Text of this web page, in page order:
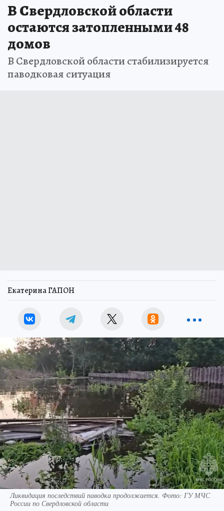
В Свердловской области
остаются затопленными 48
домов
В Свердловской области стабилизируется
паводковая ситуация
Екатерина ГАПОН
Ликвидация последствий паводка продолжается. Фото: ГУ МЧС
России по Свердловской области